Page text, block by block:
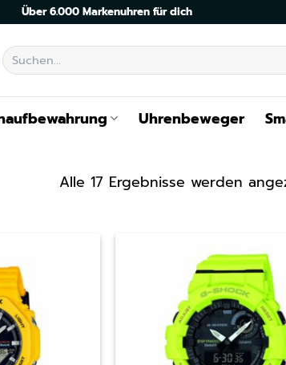
Über 6.000 Markenuhren für dich
Suchen
nach:
Uhrenbeweger
Alle 17 Ergebnisse werden